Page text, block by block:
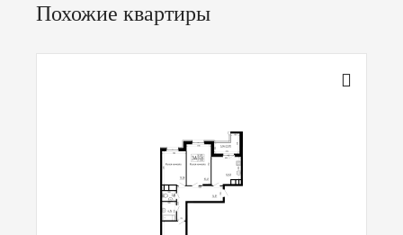
Похожие квартиры